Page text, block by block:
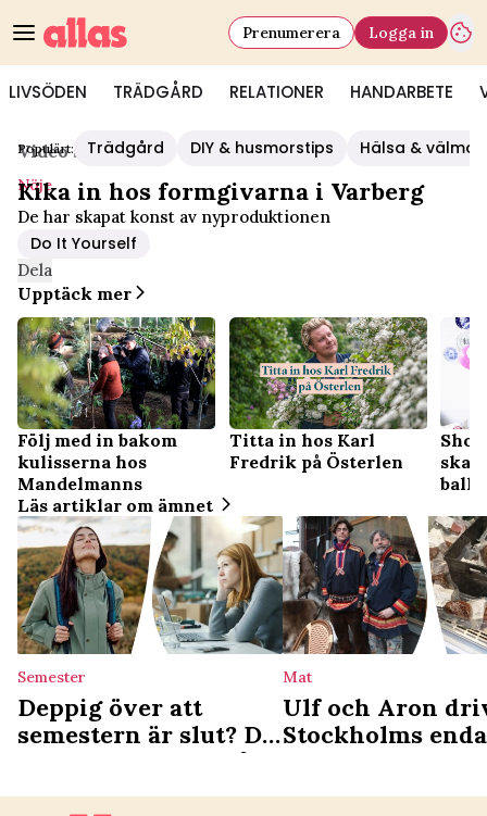
LIVSÖDEN TRÄDGÅRD RELATIONER HANDARBETE
Prenumerera Logga in
Populärt: Trädgård DIY & husmorstips Hälsa &
Video Start/Nöje
Nöje
Kika in hos formgivarna i Varberg
De har skapat konst av nyproduktionen
Do It Yourself
Dela
Upptäck mer
Följ med in bakom
kulisserna hos
Mandelmanns
Titta in hos Karl
Fredrik på Österlen
Läs artiklar om ämnet
Semester
Deppig över att
semestern är slut? Då
är du ledig nästa gång
Mat
Ulf och Aron
Stockholms enda
det som en